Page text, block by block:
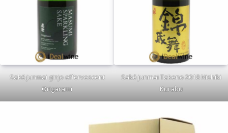
Saké junmai ginjo effervescent
Origarami
Saké junmai Takeno 2018 Nishiki
Kurabu